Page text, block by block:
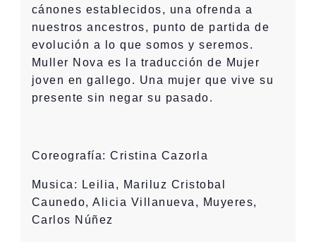
cánones establecidos, una ofrenda a
nuestros ancestros, punto de partida de
evolución a lo que somos y seremos.
Muller Nova es la traducción de Mujer
joven en gallego. Una mujer que vive su
presente sin negar su pasado.
Coreografía: Cristina Cazorla
Musica: Leilia, Mariluz Cristobal
Caunedo, Alicia Villanueva, Muyeres,
Carlos Núñez